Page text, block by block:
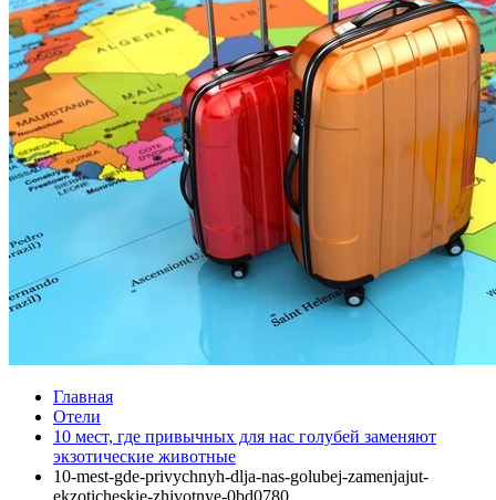
Главная
Отели
10 мест, где привычных для нас голубей заменяют
экзотические животные
10-mest-gde-privychnyh-dlja-nas-golubej-zamenjajut-
ekzoticheskie-zhivotnye-0bd0780